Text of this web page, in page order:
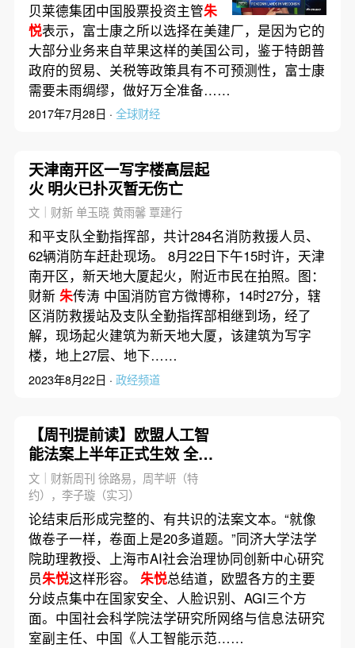
贝莱德集团中国股票投资主管朱
悦表示，富士康之所以选择在美建厂，是因为它的
大部分业务来自苹果这样的美国公司，鉴于特朗普
政府的贸易、关税等政策具有不可预测性，富士康
需要未雨绸缪，做好万全准备……
2017年7月28日 · 全球财经
天津南开区一写字楼高层起
火 明火已扑灭暂无伤亡
文｜财新 单玉晓 黄雨馨 覃建行
和平支队全勤指挥部，共计284名消防救援人员、
62辆消防车赶赴现场。 8月22日下午15时许，天津
南开区，新天地大厦起火，附近市民在拍照。图：
财新 朱传涛 中国消防官方微博称，14时27分，辖
区消防救援站及支队全勤指挥部相继到场，经了
解，现场起火建筑为新天地大厦，该建筑为写字
楼，地上27层、地下……
2023年8月22日 · 政经频道
【周刊提前读】欧盟人工智
能法案上半年正式生效 全球
影响不可低估
文｜财新周刊 徐路易，周芊岍（特
约），李子璇（实习）
论结束后形成完整的、有共识的法案文本。“就像
做卷子一样，卷面上是20多道题。”同济大学法学
院助理教授、上海市AI社会治理协同创新中心研究
员朱悦这样形容。 朱悦总结道，欧盟各方的主要
分歧点集中在国家安全、人脸识别、AGI三个方
面。中国社会科学院法学研究所网络与信息法研究
室副主任、中国《人工智能示范……